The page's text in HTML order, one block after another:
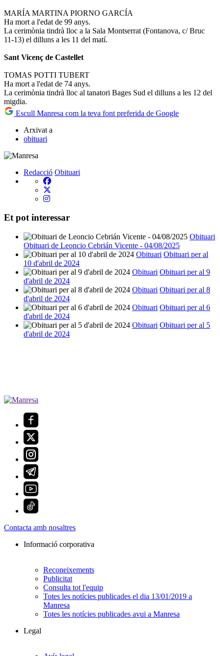
MARÍA MARTINA PIORNO GARCÍA
Ha mort a l'edat de 99 anys.
La cerimònia tindrà lloc a la Sala Montserrat (Fontanova, c/ Bruc
11-13) el dilluns a les 11 del matí.
Sant Vicenç de Castellet
TOMAS POTTI TUBERT
Ha mort a l'edat de 74 anys.
La cerimònia tindrà lloc al tanatori Bages Sud el dilluns a les 12 del
migdia.
Escull Manresa com la teva font preferida de Google
Arxivat a
obituari
Redacció Obituari
Et pot interessar
Obituari
Obituari de Leoncio Cebrián Vicente - 04/08/2025
Obituari Obituari per al
10 d'abril de 2024
Obituari Obituari per al 9
d'abril de 2024
Obituari Obituari per al 8
d'abril de 2024
Obituari Obituari per al 6
d'abril de 2024
Obituari Obituari per al 5
d'abril de 2024
Contacta amb nosaltres
Informació corporativa
Reconeixements
Publicitat
Consulta tot l'equip
Totes les notícies publicades el dia 13/01/2019 a
Manresa
Totes les notícies publicades avui a Manresa
Legal